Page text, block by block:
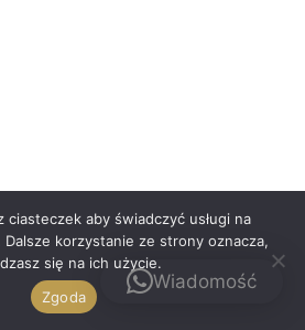
Kontakt
Wiadomość
ciasteczek aby świadczyć usługi na
korzystanie ze strony oznacza,
się na ich użycie.
Zgoda